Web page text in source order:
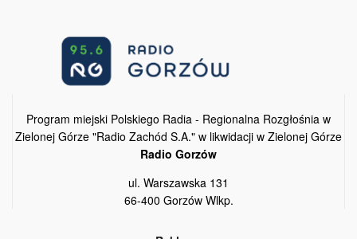
Program miejski Polskiego Radia - Regionalna Rozgłośnia w
Zielonej Górze "Radio Zachód S.A." w likwidacji w Zielonej Górze
Radio Gorzów
ul. Warszawska 131
66-400 Gorzów Wlkp.